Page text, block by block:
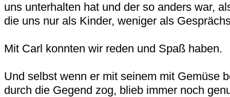
uns unterhalten hat und der so anders war,
die uns nur als Kinder, weniger als
Mit Carl konnten wir reden und Spaß haben.
Und selbst wenn er mit seinem mit Gemüse
durch die Gegend zog, blieb immer noch